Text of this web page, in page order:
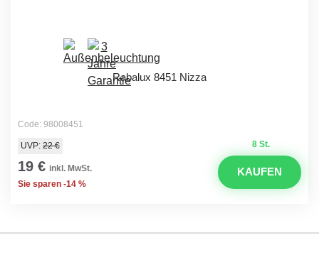
Rabalux 8451 Nizza
Code: 98008451
8 St.
UVP: 22 €
19 € inkl. MwSt.
Sie sparen -14 %
KAUFEN